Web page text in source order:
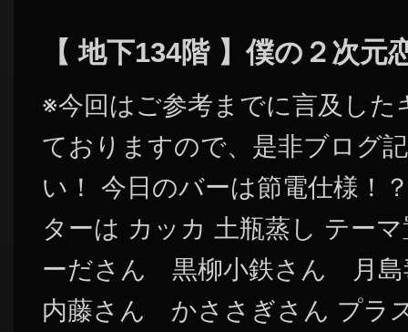
【 地下134階 】僕の２次
※今回はご参考までに言及した
ておりますので、是非ブログ
い！ 今日のバーは節電仕様！
ターは カッカ 土瓶蒸し テー
ーださん 黒柳小鉄さん 月
内藤さん かささぎさん プラ